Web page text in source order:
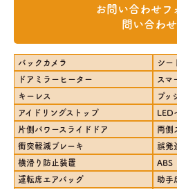
お問い合わせフ
問い合わ
バックカメラ
シー
ドアミラーヒーター
スマ
キーレス
プッ
アイドリングストップ
LED
片側パワースライドドア
両側
衝突軽減ブレーキ
誤発
横滑り防止装置
ABS
運転席エアバッグ
助手